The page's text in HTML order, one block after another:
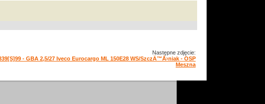
Następne zdjęcie:
- GBA 2,5/27 Iveco Eurocargo ML 150E28 WS/SzczÄ™Å›niak - OSP
Meszna